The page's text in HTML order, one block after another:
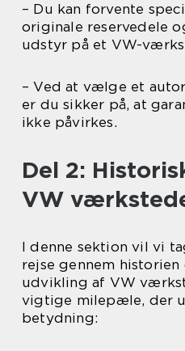
– Du kan forvente
originale reservedele
udstyr på et VW-
– Ved at vælge et
er du sikker på, at
ikke påvirkes.
Del 2:
VW
I denne sektion vil vi
rejse gennem
udvikling af VW
vigtige milepæle, der
betydning: